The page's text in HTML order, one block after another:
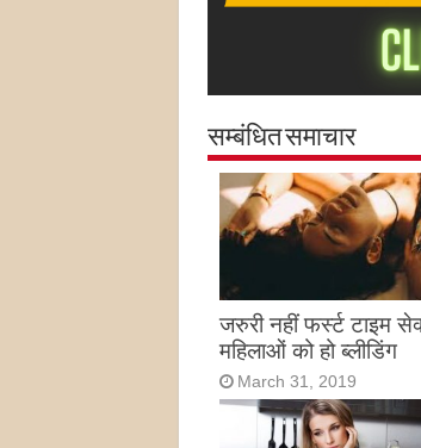
सम्बंधित समाचार
जरुरी नहीं फर्स्ट टाइम
महिलाओं को हो ब्लीडिंग
March 31, 2019